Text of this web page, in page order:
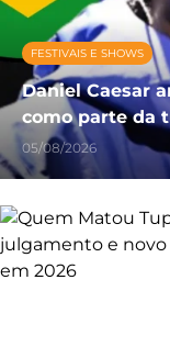
FESTIVAIS E SHOWS
Daniel Caesar
como parte da
05/08/2026